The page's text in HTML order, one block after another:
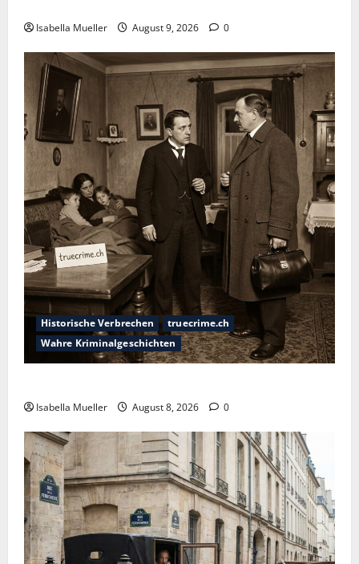
Isabella Mueller August 9, 2026 0
Historische Verbrechen
truecrime.ch
Wahre Kriminalgeschichten
Isabella Mueller August 8, 2026 0